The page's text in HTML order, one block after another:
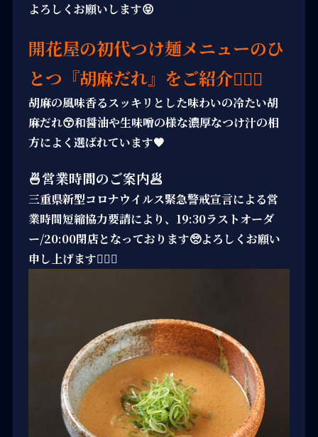
よろしくお願いします😝
開花屋の初代つけ麺メニューのひ
とつ『胡麻だれ』をご紹介💁🏻‍♀️
胡麻の風味香るスッキリとした味わいの冷たい胡
麻だれ😙和醤油や生味噌の様な濃厚なつけ汁の相
方によく選ばれています🧡
🍜営業時間のご案内🥟
三重県新型コロナウイルス緊急警戒宣言による営
業時間短縮協力要請により、19:30ラストオーダ
ー/20:00閉店となっております🥺よろしくお願い
申し上げます🙇🏻‍♂️